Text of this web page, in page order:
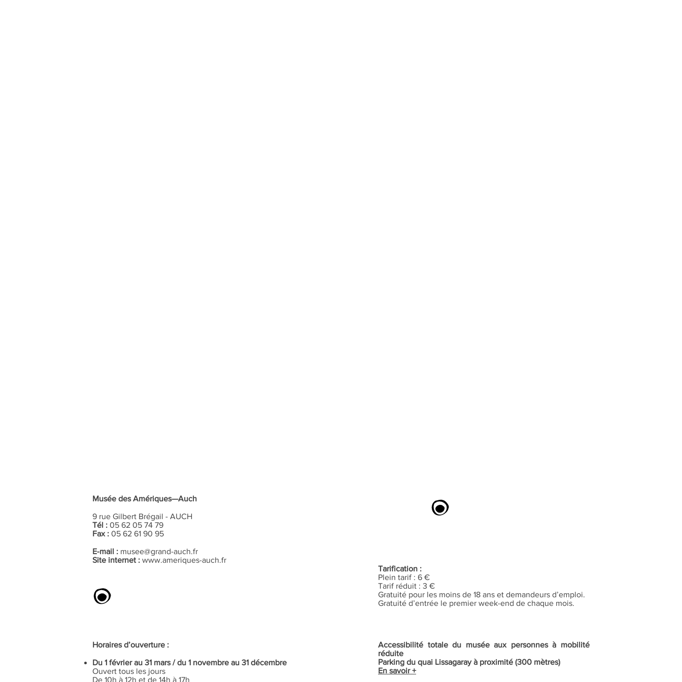
Musée des Amériques—Auch
9 rue Gilbert Brégail - AUCH
Tél : 05 62 05 74 79
Fax : 05 62 61 90 95
E-mail : musee@grand-auch.fr
Site internet : www.ameriques-auch.fr
Horaires d’ouverture :
Du 1 février au 31 mars / du 1 novembre au 31 décembre
Ouvert tous les jours
De 10h à 12h et de 14h à 17h
Tarification :
Plein tarif : 6 €
Tarif réduit : 3 €
Gratuité pour les moins de 18 ans et demandeurs d’emploi.
Gratuité d’entrée le premier week-end de chaque mois.
Accessibilité totale du musée aux personnes à mobilité
réduite
Parking du quai Lissagaray à proximité (300 mètres)
En savoir +